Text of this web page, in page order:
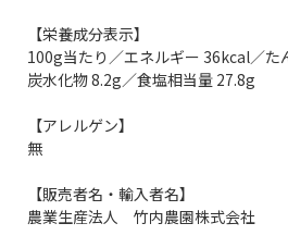
【栄養成分表示】
100g当たり／エネルギー 36kcal／た
炭水化物 8.2g／食塩相当量 27.8g
【アレルゲン】
無
【販売者名・輸入者名】
農業生産法人 竹内農園株式会社